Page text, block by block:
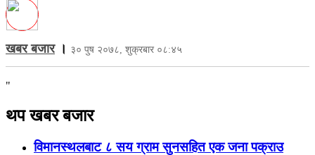
खबर बजार। ३० पुष २०७८, शुक्रबार ०८:४५
"
थप खबर बजार
विमानस्थलबाट ८ सय ग्राम सुनसहित एक जना पक्राउ